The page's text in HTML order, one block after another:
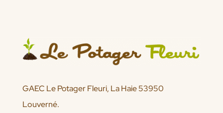
GAEC Le Potager Fleuri, La Haie 53950
Louverné.